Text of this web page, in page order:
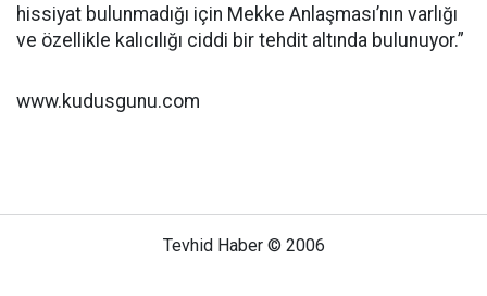
hissiyat bulunmadığı için Mekke Anlaşması’nın varlığı
ve özellikle kalıcılığı ciddi bir tehdit altında bulunuyor.”
www.kudusgunu.com
Tevhid Haber © 2006